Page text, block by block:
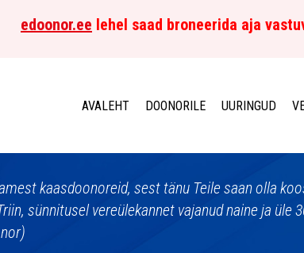
edoonor.ee lehel saad broneerida aja
AVALEHT DOONORILE UURINGUD
kaasdoonoreid, sest tänu Teile saan olla
sünnitusel vereülekannet vajanud naine ja üle